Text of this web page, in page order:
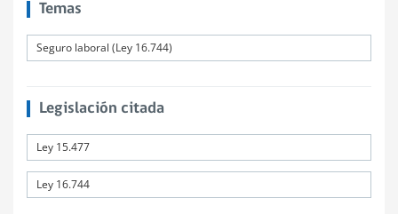
Temas
Seguro laboral (Ley 16.744)
Legislación citada
Ley 15.477
Ley 16.744